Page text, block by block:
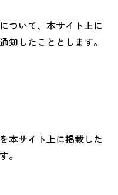
ついて、本サイト上に
知したこととします。
本サイト上に掲載した
。